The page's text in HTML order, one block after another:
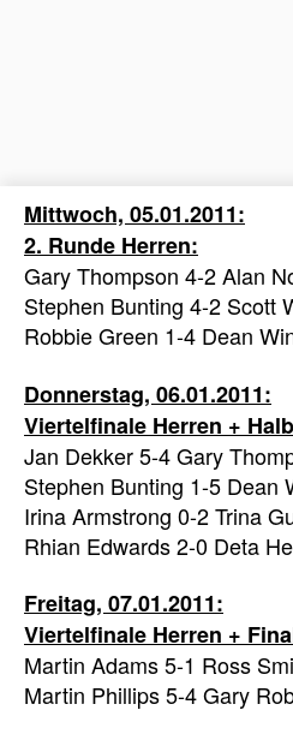
Mittwoch, 05.01.2011:
2. Runde Herren:
Gary Thompson 4-2 Alan
Stephen Bunting 4-2 Scott
Robbie Green 1-4 Dean
Donnerstag, 06.01.2011:
Viertelfinale Herren +
Jan Dekker 5-4 Gary
Stephen Bunting 1-5 Dean
Irina Armstrong 0-2 Trina
Rhian Edwards 2-0 Deta
Freitag, 07.01.2011:
Viertelfinale Herren +
Martin Adams 5-1 Ross
Martin Phillips 5-4 Gary